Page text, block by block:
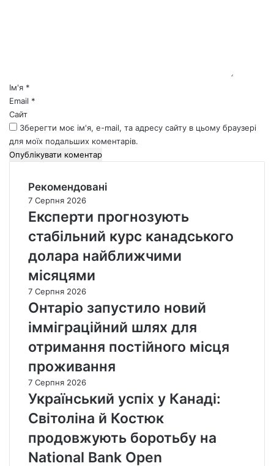
*
Ім'я *
Email *
Сайт
Зберегти моє ім'я, e-mail, та адресу сайту в цьому браузері
для моїх подальших коментарів.
Рекомендовані
7 Серпня 2026
Експерти прогнозують
стабільний курс канадського
долара найближчими
місяцями
7 Серпня 2026
Онтаріо запустило новий
імміграційний шлях для
отримання постійного місця
проживання
7 Серпня 2026
Український успіх у Канаді:
Світоліна й Костюк
продовжують боротьбу на
National Bank Open